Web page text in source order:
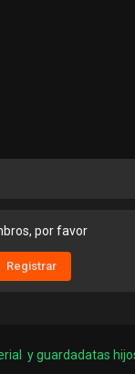
por favor
Registrar
y guardadatas